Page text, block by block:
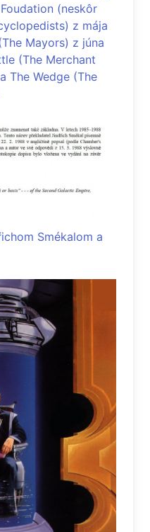
(neskôr
z mája
Mayors) z júna
(The Merchant
The Wedge (The
Smékalom a